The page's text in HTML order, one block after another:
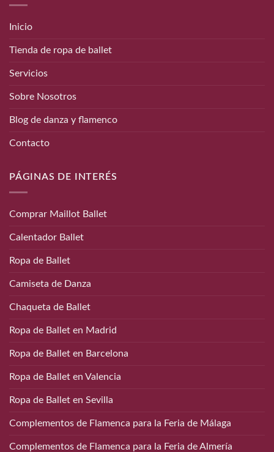
Inicio
Tienda de ropa de ballet
Servicios
Sobre Nosotros
Blog de danza y flamenco
Contacto
PÁGINAS DE INTERÉS
Comprar Maillot Ballet
Calentador Ballet
Ropa de Ballet
Camiseta de Danza
Chaqueta de Ballet
Ropa de Ballet en Madrid
Ropa de Ballet en Barcelona
Ropa de Ballet en Valencia
Ropa de Ballet en Sevilla
Complementos de Flamenca para la Feria de Málaga
Complementos de Flamenca para la Feria de Almería